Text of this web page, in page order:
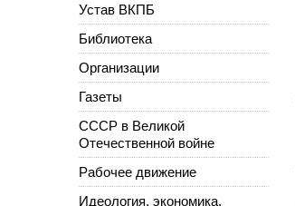
Устав ВКПБ
Библиотека
Организации
Газеты
СССР в Великой
Отечественной войне
Рабочее движение
Идеология, экономика,